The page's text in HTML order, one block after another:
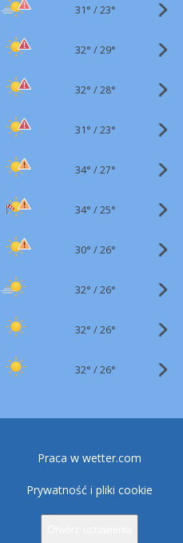
31° /23°
32° /29°
32° /28°
31° /23°
34° /27°
34° /25°
30° /26°
32° /26°
32° /26°
32° /26°
Praca w wetter.com
Prywatność i pliki cookie